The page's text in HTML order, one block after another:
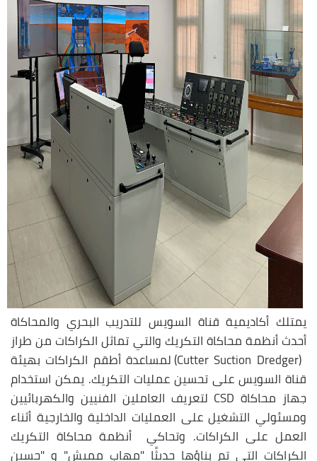
يمتلك أكاديمية قناة السويس للتدريب البحري والمحاكاة
أحدث أنظمة محاكاة التكريك والتي تماثل الكراكات من طراز
(Cutter Suction Dredger) لمساعدة أطقم الكراكات بهيئة
قناة السويس على تحسين عمليات التكريك. يمكن استخدام
جهاز محاكاة CSD لتعريف العاملين الفنيين والكهربائيين
ومسئولي التشغيل على العمليات الداخلية والخارجية أثناء
العمل على الكراكات. وتحاكي أنظمة محاكاة التكريك
الكراكات التي تم بناؤها حديثًا "مهاب مميش" و "حسين